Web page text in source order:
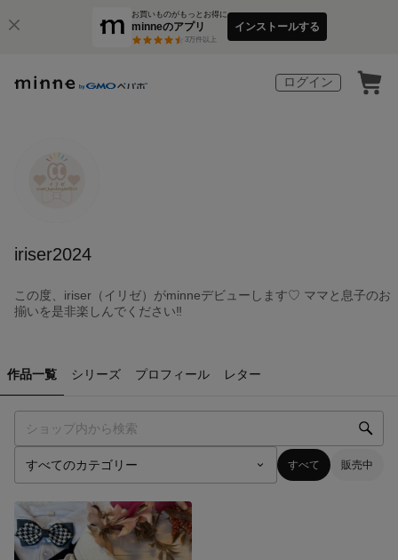
お買いものがもっとお得に
minneのアプリ
3万件以上
インストールする
ログイン
iriser2024
この度、iriser（イリゼ）がminneデビューします♡ ママと息子のお
揃いを是非楽しんでください‼︎
作品一覧 シリーズ プロフィール レター
すべて 販売中